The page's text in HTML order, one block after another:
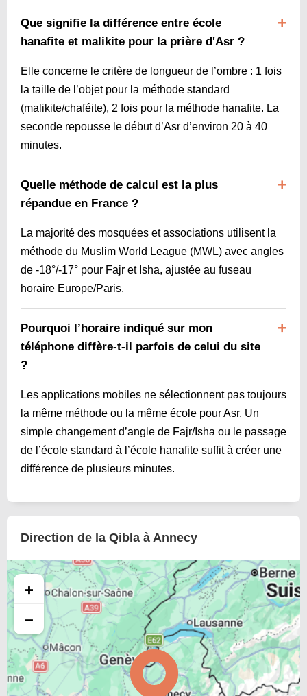
Que signifie la différence entre école
hanafite et malikite pour la prière d'Asr ?
Elle concerne le critère de longueur de l’ombre : 1 fois
la taille de l’objet pour la méthode standard
(malikite/chaféite), 2 fois pour la méthode hanafite. La
seconde repousse le début d’Asr d’environ 20 à 40
minutes.
Quelle méthode de calcul est la plus
répandue en France ?
La majorité des mosquées et associations utilisent la
méthode du Muslim World League (MWL) avec angles
de ‑18°/-17° pour Fajr et Isha, ajustée au fuseau
horaire Europe/Paris.
Pourquoi l’horaire indiqué sur mon
téléphone diffère-t-il parfois de celui du site
?
Les applications mobiles ne sélectionnent pas toujours
la même méthode ou la même école pour Asr. Un
simple changement d’angle de Fajr/Isha ou le passage
de l’école standard à l’école hanafite suffit à créer une
différence de plusieurs minutes.
Direction de la Qibla à Annecy
+
−